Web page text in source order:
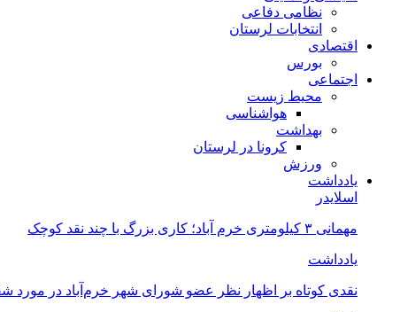
نظامی دفاعی
انتخابات لرستان
اقتصادی
بورس
اجتماعی
محیط زیست
هواشناسی
بهداشت
کرونا در لرستان
ورزش
یادداشت
اسلایدر
مهمانی ۳ کیلومتری خرم آباد؛ کاری بزرگ با چند نقد کوچک
یادداشت
نقدی کوتاه بر اظهار نظر عضو شورای شهر خرم‌آباد در مورد